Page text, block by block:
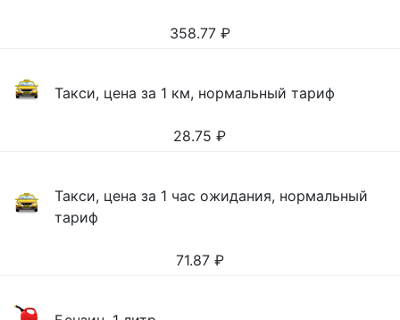
358.77 ₽
Такси, цена за 1 км, нормальный тариф
28.75 ₽
Такси, цена за 1 час ожидания, нормальный
тариф
71.87 ₽